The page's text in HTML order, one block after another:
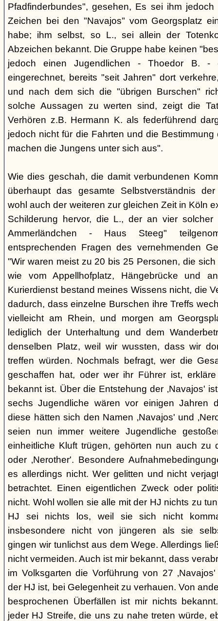
Pfadfinderbundes", gesehen, Es sei ihm
Zeichen bei den "Navajos" vom Georgsplatz
habe; ihm selbst, so L., sei allein der
Abzeichen bekannt. Die Gruppe habe keinen
jedoch einen Jugendlichen - Thoedor B. -
eingerechnet, bereits "seit Jahren" dort
und nach dem sich die "übrigen Burschen"
solche Aussagen zu werten sind, zeigt die
Verhören z.B. Hermann K. als federführend
jedoch nicht für die Fahrten und die
machen die Jungens unter sich aus".
Wie dies geschah, die damit verbundenen
überhaupt das gesamte Selbstverständnis
wohl auch der weiteren zur gleichen Zeit in Köln
Schilderung hervor, die L., der an vier
Ammerländchen - Haus Steeg"
entsprechenden Fragen des vernehmenden
"Wir waren meist zu 20 bis 25 Personen, die
wie vom Appellhofplatz, Hängebrücke und
Kurierdienst bestand meines Wissens nicht, die
dadurch, dass einzelne Burschen ihre Treffs
vielleicht am Rhein, und morgen am
lediglich der Unterhaltung und dem
denselben Platz, weil wir wussten, dass wir
treffen würden. Nochmals befragt, wer die
geschaffen hat, oder wer ihr Führer ist,
bekannt ist. Über die Entstehung der ‚Navajos'
sechs Jugendliche wären vor einigen Jahren
diese hätten sich den Namen ‚Navajos' und
seien nun immer weitere Jugendliche
einheitliche Kluft trügen, gehörten nun auch zu
oder ‚Nerother'. Besondere
es allerdings nicht. Wer gelitten und nicht
betrachtet. Einen eigentlichen Zweck oder
nicht. Wohl wollen sie alle mit der HJ nichts zu
HJ sei nichts los, weil sie sich nicht
insbesondere nicht von jüngeren als sie
gingen wir tunlichst aus dem Wege. Allerdings
nicht vermeiden. Auch ist mir bekannt, dass
im Volksgarten die Vorführung von 27
der HJ ist, bei Gelegenheit zu verhauen. Von
besprochenen Überfällen ist mir nichts
jeder HJ Streife, die uns zu nahe treten würde,